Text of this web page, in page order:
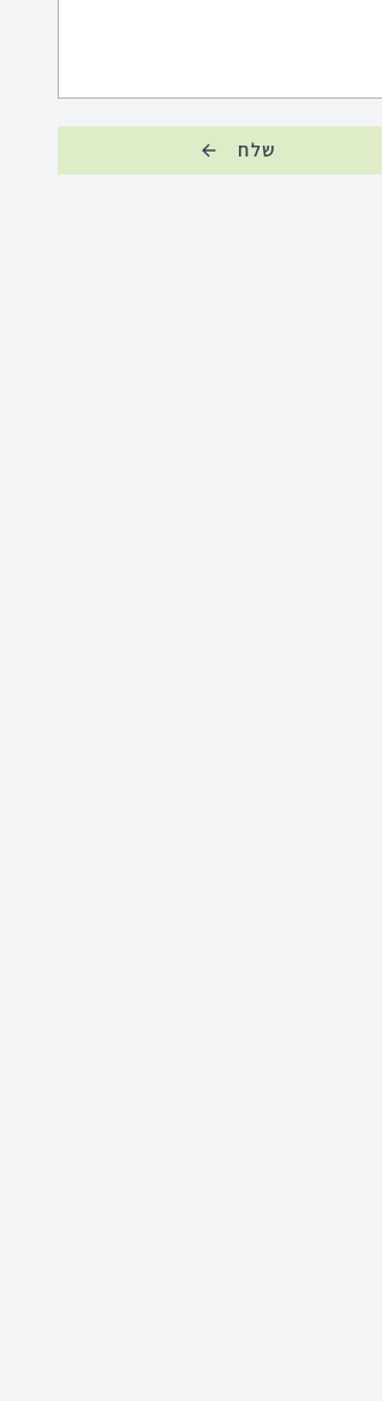
עודד 4 מחזורי הכשרה בשנה"ל הלימודים
הקרובה. הכשרת ביופידבק CBT-BF™ Level
שלח